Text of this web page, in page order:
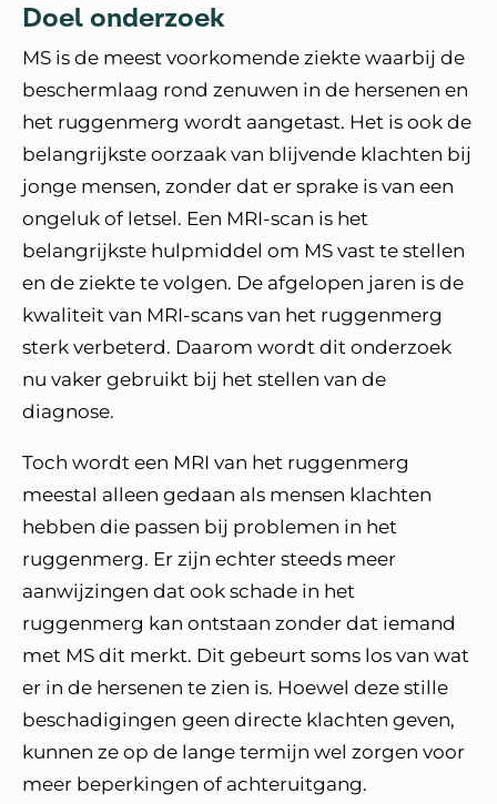
Doel onderzoek
MS is de meest voorkomende ziekte waarbij de
beschermlaag rond zenuwen in de hersenen en
het ruggenmerg wordt aangetast. Het is ook de
belangrijkste oorzaak van blijvende klachten bij
jonge mensen, zonder dat er sprake is van een
ongeluk of letsel. Een MRI-scan is het
belangrijkste hulpmiddel om MS vast te stellen
en de ziekte te volgen. De afgelopen jaren is de
kwaliteit van MRI-scans van het ruggenmerg
sterk verbeterd. Daarom wordt dit onderzoek
nu vaker gebruikt bij het stellen van de
diagnose.
Toch wordt een MRI van het ruggenmerg
meestal alleen gedaan als mensen klachten
hebben die passen bij problemen in het
ruggenmerg. Er zijn echter steeds meer
aanwijzingen dat ook schade in het
ruggenmerg kan ontstaan zonder dat iemand
met MS dit merkt. Dit gebeurt soms los van wat
er in de hersenen te zien is. Hoewel deze stille
beschadigingen geen directe klachten geven,
kunnen ze op de lange termijn wel zorgen voor
meer beperkingen of achteruitgang.